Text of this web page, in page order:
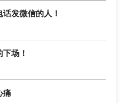
发微信的人！
场！
痛